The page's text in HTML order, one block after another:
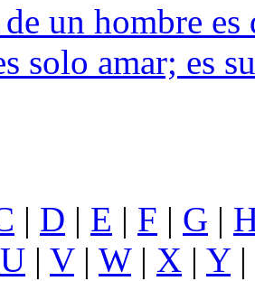
un hombre es
solo amar; es
| D | E | F | G |
U | V| W| X | Y|